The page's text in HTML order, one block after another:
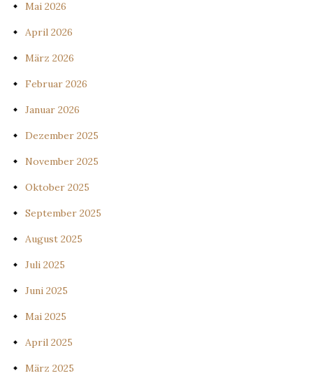
Mai 2026
April 2026
März 2026
Februar 2026
Januar 2026
Dezember 2025
November 2025
Oktober 2025
September 2025
August 2025
Juli 2025
Juni 2025
Mai 2025
April 2025
März 2025